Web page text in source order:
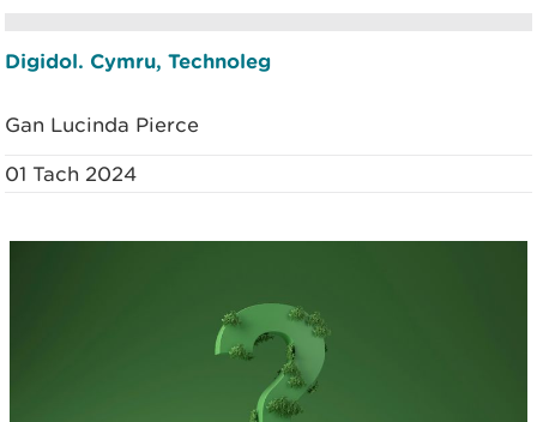
Digidol. Cymru, Technoleg
Gan Lucinda Pierce
01 Tach 2024